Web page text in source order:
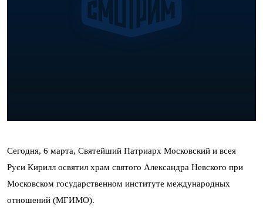
Сегодня, 6 марта, Святейший Патриарх Московский и всея
Руси Кирилл освятил храм святого Александра Невского при
Московском государственном институте международных
отношений (МГИМО).